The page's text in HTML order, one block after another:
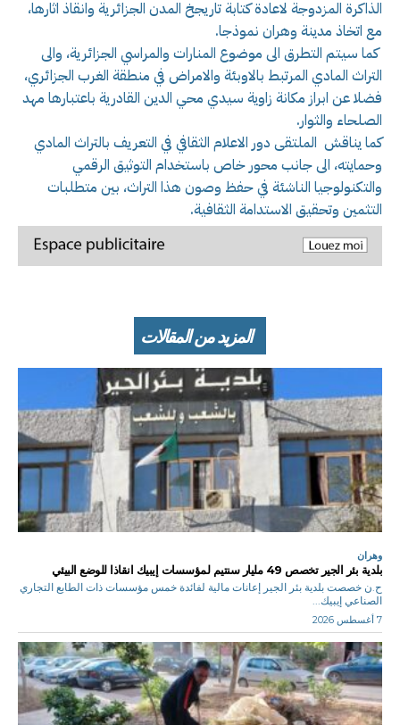
الذاكرة المزدوجة لاعادة كتابة تاريجخ المدن الجزائرية وانقاذ اثارها،
مع اتخاذ مدينة وهران نموذجا.
كما سيتم التطرق الى موضوع المنارات والمراسي الجزائرية، والى
التراث المادي المرتبط بالاوبئة والامراض في منطقة الغرب الجزائري،
فضلا عن ابراز مكانة زاوية سيدي محي الدين القادرية باعتبارها مهد
الصلحاء والثوار.
كما يناقش الملتقى دور الاعلام الثقافي في التعريف بالتراث المادي
وحمايته، الى جانب محور خاص باستخدام التوثيق الرقمي
والتكنولوجيا الناشئة في حفظ وصون هذا التراث، بين متطلبات
التثمين وتحقيق الاستدامة الثقافية.
المزيد من المقالات
وهران
بلدية بئر الجير تخصص 49 مليار سنتيم لمؤسسات إيبيك انقاذا للوضع البيئي
ح.ن خصصت بلدية بئر الجير إعانات مالية لفائدة خمس مؤسسات ذات الطابع التجاري
الصناعي إيبيك...
7 أغسطس 2026